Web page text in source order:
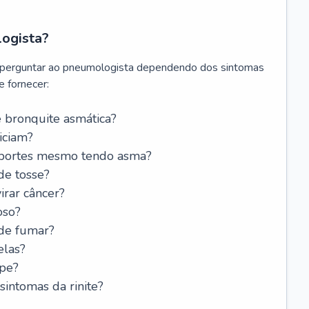
ao pneumologista dependendo dos sintomas
fornecer:
asmática?
mesmo tendo asma?
tosse?
câncer?
fumar?
da rinite?